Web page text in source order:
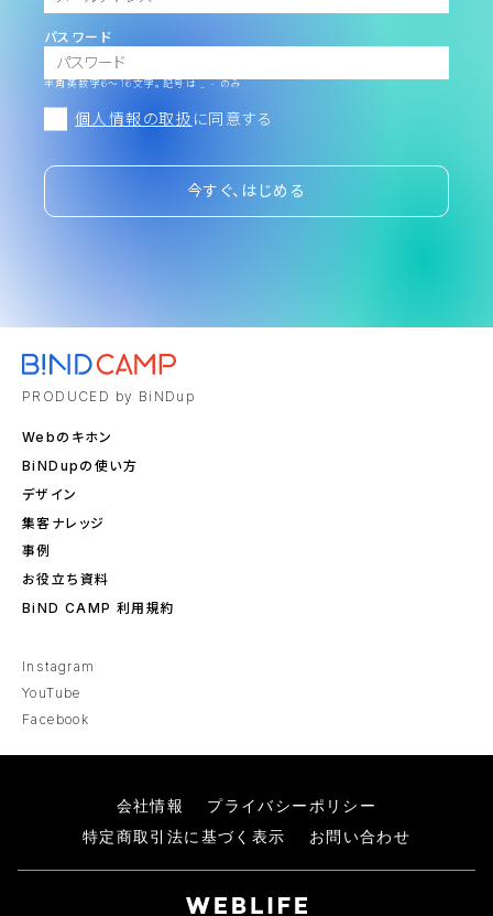
パスワード
半角英数字6～16文字。記号は _ - のみ
個人情報の取扱 に同意する
今すぐ、はじめる
PRODUCED by BiNDup
Webのキホン
BiNDupの使い方
デザイン
集客ナレッジ
事例
お役立ち資料
BiND CAMP 利用規約
Instagram
YouTube
Facebook
会社情報
プライバシーポリシー
特定商取引法に基づく表示
お問い合わせ